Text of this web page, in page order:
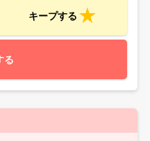
キープする
る